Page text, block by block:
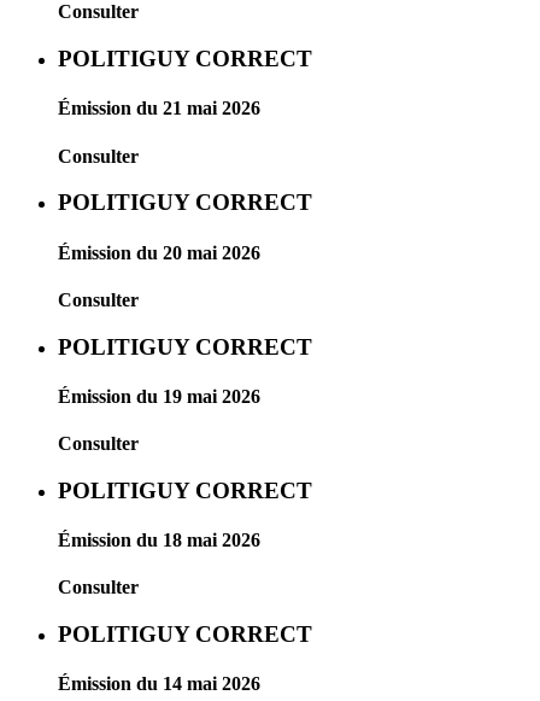
Consulter
POLITIGUY CORRECT
Émission du 21 mai 2026
Consulter
POLITIGUY CORRECT
Émission du 20 mai 2026
Consulter
POLITIGUY CORRECT
Émission du 19 mai 2026
Consulter
POLITIGUY CORRECT
Émission du 18 mai 2026
Consulter
POLITIGUY CORRECT
Émission du 14 mai 2026